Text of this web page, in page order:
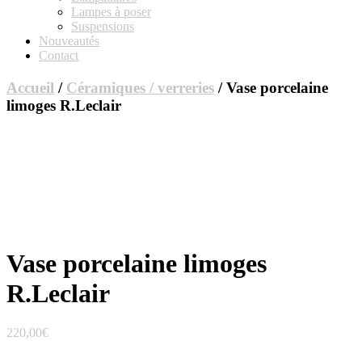
Lampes à poser
Suspensions
Nouveautés
Contact
Accueil / Céramiques / verreries / Vase porcelaine
limoges R.Leclair
Vase porcelaine limoges
R.Leclair
220,00€